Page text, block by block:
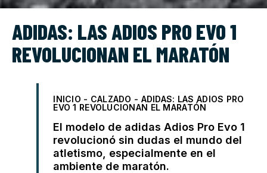
ADIDAS: LAS ADIOS PRO EVO 1
REVOLUCIONAN EL MARATÓN
INICIO - CALZADO - ADIDAS: LAS ADIOS PRO
EVO 1 REVOLUCIONAN EL MARATÓN
El modelo de adidas Adios Pro Evo 1
revolucionó sin dudas el mundo del
atletismo, especialmente en el
ambiente de maratón.